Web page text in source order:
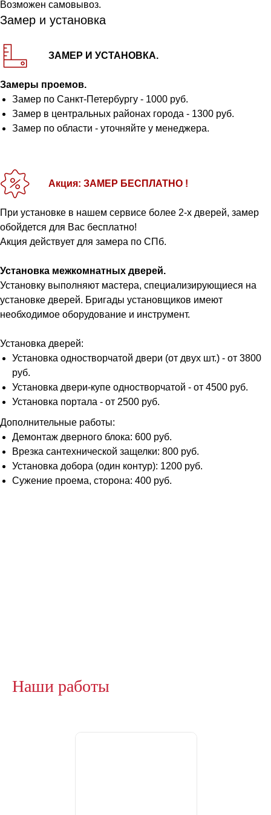
Возможен самовывоз.
Замер и установка
ЗАМЕР И УСТАНОВКА.
Замеры проемов.
Замер по Санкт-Петербургу - 1000 руб.
Замер в центральных районах города - 1300 руб.
Замер по области - уточняйте у менеджера.
Акция: ЗАМЕР БЕСПЛАТНО !
При установке в нашем сервисе более 2-х дверей, замер
обойдется для Вас бесплатно!
Акция действует для замера по СПб.
Установка межкомнатных дверей.
Установку выполняют мастера, специализирующиеся на
установке дверей. Бригады установщиков имеют
необходимое оборудование и инструмент.
Установка дверей:
Установка одностворчатой двери (от двух шт.) - от 3800
руб.
Установка двери-купе одностворчатой - от 4500 руб.
Установка портала - от 2500 руб.
Дополнительные работы:
Демонтаж дверного блока: 600 руб.
Врезка сантехнической защелки: 800 руб.
Установка добора (один контур): 1200 руб.
Сужение проема, сторона: 400 руб.
Наши работы